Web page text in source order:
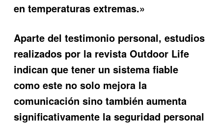
en temperaturas extremas.»
Aparte del testimonio personal, estudios
realizados por la revista Outdoor Life
indican que tener un sistema fiable
como este no solo mejora la
comunicación sino también aumenta
significativamente la seguridad personal